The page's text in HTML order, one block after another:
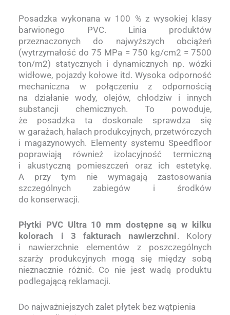
Posadzka wykonana w 100 % z wysokiej klasy
barwionego PVC. Linia produktów
przeznaczonych do najwyższych obciążeń
(wytrzymałość do 75 MPa = 750 kg/cm2 = 7500
ton/m2) statycznych i dynamicznych np. wózki
widłowe, pojazdy kołowe itd. Wysoka odporność
mechaniczna w połączeniu z odpornością
na działanie wody, olejów, chłodziw i innych
substancji chemicznych. To powoduje,
że posadzka ta doskonale sprawdza się
w garażach, halach produkcyjnych, przetwórczych
i magazynowych. Elementy systemu Speedfloor
poprawiają również izolacyjność termiczną
i akustyczną pomieszczeń oraz ich estetykę.
A przy tym nie wymagają zastosowania
szczególnych zabiegów i środków
do konserwacji.
Płytki PVC Ultra 10 mm dostępne są w kilku
kolorach i 3 fakturach nawierzchni. Kolory
i nawierzchnie elementów z poszczególnych
szarży produkcyjnych mogą się między sobą
nieznacznie różnić. Co nie jest wadą produktu
podlegającą reklamacji.
Do najważniejszych zalet płytek bez wątpienia